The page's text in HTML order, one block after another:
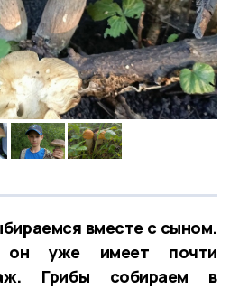
вместе с сыном.
уже имеет почти
Грибы собираем в